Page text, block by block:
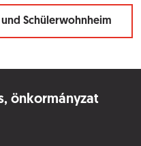
Schülerwohnheim
önkormányzat